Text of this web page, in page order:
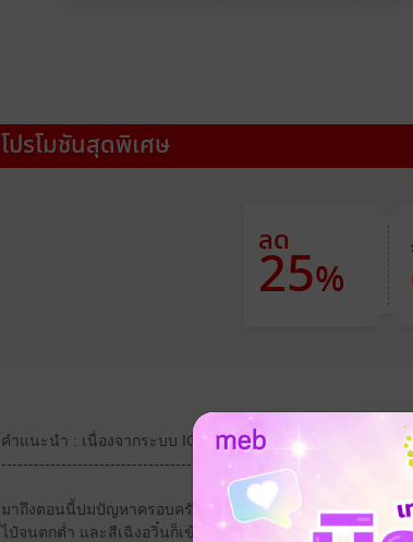
โปรโมชันสุดพิเศษ
ลด
25%
คำแนะนำ : เนื่องจากระบบ IOS มีการคิดค่าธรรมเนียมเพิ่มเ
-----------------------------------
มาถึงตอนนี้ปมปัญหาครอบครัวในชีวิตส่วนตัวของสีเฉิงอวิ๋นก็เ
ไป๋จนตกต่ำ และสีเฉิงอวิ๋นก็เข้าใจแล้วว่าแท้ที่จริงหัวใจของตน